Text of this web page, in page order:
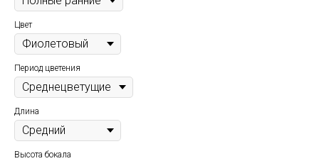
Цвет
Период цветения
Длина
Высота бокала